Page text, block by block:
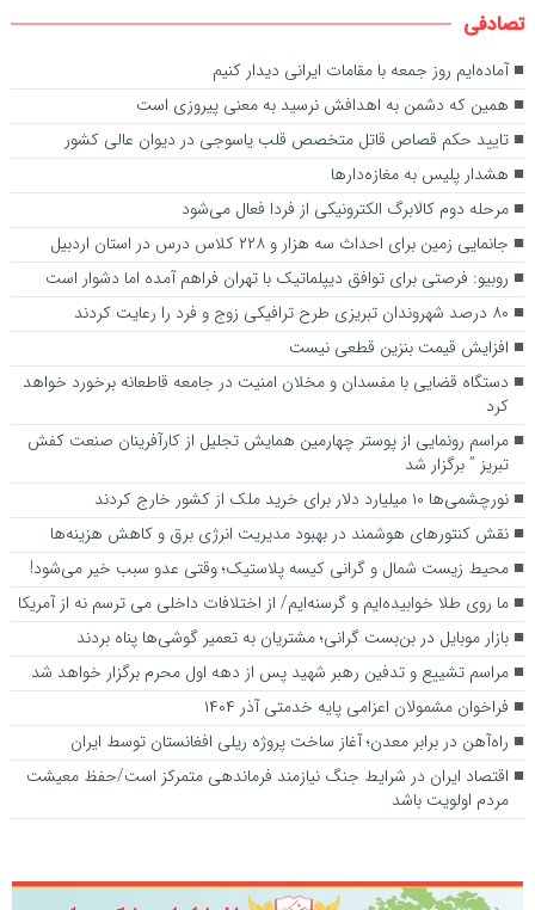
تصادفی
آماده‌ایم روز جمعه با مقامات ایرانی دیدار کنیم
همین که دشمن به اهدافش نرسید به معنی پیروزی است
تایید حکم قصاص قاتل متخصص قلب یاسوجی در دیوان عالی کشور
هشدار پلیس به مغازه‌دارها
مرحله دوم کالابرگ الکترونیکی از فردا فعال می‌شود
جانمایی زمین برای احداث سه هزار و ۲۲۸ کلاس درس در استان اردبیل
روبیو: فرصتی برای توافق دیپلماتیک با تهران فراهم آمده اما دشوار است
۸۰ درصد شهروندان تبریزی طرح ترافیکی زوج و فرد را رعایت کردند
افزایش قیمت بنزین قطعی نیست
دستگاه قضایی با مفسدان و مخلان امنیت در جامعه قاطعانه برخورد خواهد
کرد
مراسم رونمایی از پوستر چهارمین همایش تجلیل از کارآفرینان صنعت کفش
تبریز ” برگزار شد
نورچشمی‌ها ۱۰ میلیارد دلار برای خرید ملک از کشور خارج کردند
نقش کنتور‌های هوشمند در بهبود مدیریت انرژی برق و کاهش هزینه‌ها
محیط زیست شمال و گرانی کیسه پلاستیک؛ وقتی عدو سبب خیر می‌شود!
ما روی طلا خوابیده‌ایم و گرسنه‌ایم/ از اختلافات داخلی می ترسم نه از آمریکا
بازار موبایل در بن‌بست گرانی؛ مشتریان به تعمیر گوشی‌ها پناه بردند
مراسم تشییع و تدفین رهبر شهید پس از دهه اول محرم برگزار خواهد شد
فراخوان مشمولان اعزامی پایه خدمتی آذر ۱۴۰۴
راه‌آهن در برابر معدن؛ آغاز ساخت پروژه ریلی افغانستان توسط ایران
اقتصاد ایران در شرایط جنگ نیازمند فرماندهی متمرکز است/حفظ معیشت
مردم اولویت باشد